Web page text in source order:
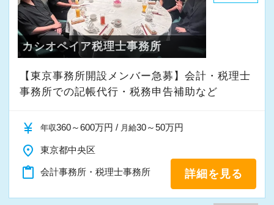
カシオペイア税理士事務所
【東京事務所開設メンバー急募】会計・税理士
事務所での記帳代行・税務申告補助など
currency_yen 年収360～600万円 / 月給30～50万円
place 東京都中央区
content_paste 会計事務所・税理士事務所 詳細を見る